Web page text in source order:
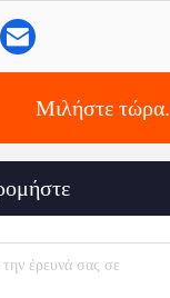
Μιλήστε τώρα.